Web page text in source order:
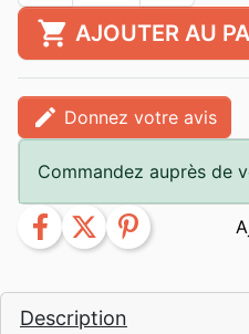
Description
shopping_cart AJOUTER AU
edit Donnez votre avis
Commandez auprès de
facebook twitter pinterest